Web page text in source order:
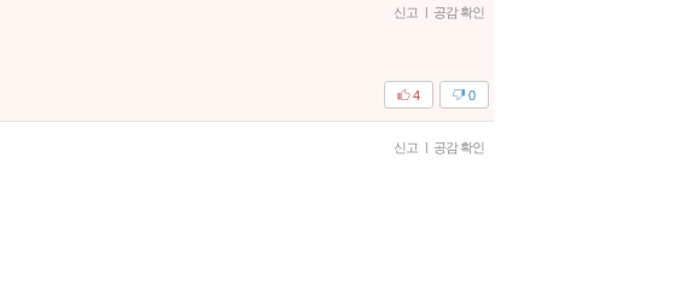
신고 | 공감 확인
0
4
신고 | 공감 확인